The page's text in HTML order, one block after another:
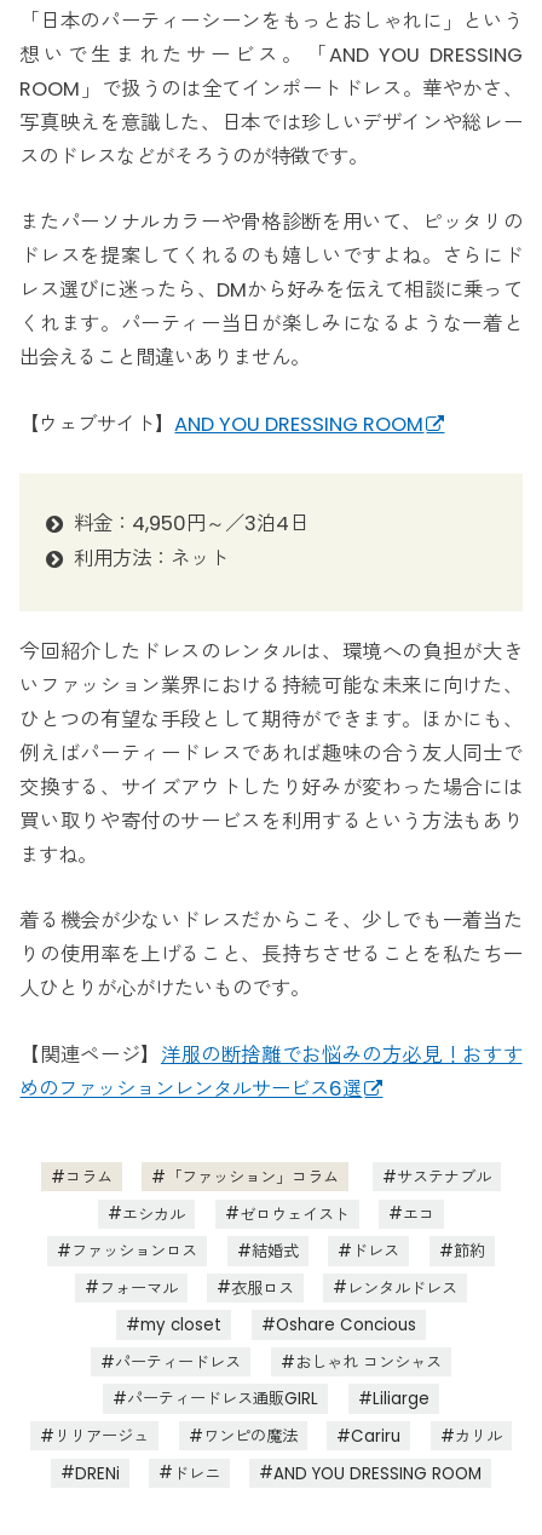
「日本のパーティーシーンをもっとおしゃれに」という
想いで生まれたサービス。「AND YOU DRESSING
ROOM」で扱うのは全てインポートドレス。華やかさ、
写真映えを意識した、日本では珍しいデザインや総レー
スのドレスなどがそろうのが特徴です。
またパーソナルカラーや骨格診断を用いて、ピッタリの
ドレスを提案してくれるのも嬉しいですよね。さらにド
レス選びに迷ったら、DMから好みを伝えて相談に乗って
くれます。パーティー当日が楽しみになるような一着と
出会えること間違いありません。
【ウェブサイト】AND YOU DRESSING ROOM
料金：4,950円～／3泊4日
利用方法：ネット
今回紹介したドレスのレンタルは、環境への負担が大き
いファッション業界における持続可能な未来に向けた、
ひとつの有望な手段として期待ができます。ほかにも、
例えばパーティードレスであれば趣味の合う友人同士で
交換する、サイズアウトしたり好みが変わった場合には
買い取りや寄付のサービスを利用するという方法もあり
ますね。
着る機会が少ないドレスだからこそ、少しでも一着当た
りの使用率を上げること、長持ちさせることを私たち一
人ひとりが心がけたいものです。
【関連ページ】 洋服の断捨離でお悩みの方必見！おすす
めのファッションレンタルサービス6選
コラム 「ファッション」コラム
サステナブル
エシカル
ゼロウェイスト
エコ
ファッションロス
結婚式 ドレス
節約
フォーマル
衣服ロス
レンタルドレス
my closet
Oshare Concious
パーティードレス
おしゃれ コンシャス
パーティードレス通販GIRL
Liliarge
リリアージュ
ワンピの魔法 Cariru
カリル
DRENi
ドレニ AND YOU DRESSING ROOM